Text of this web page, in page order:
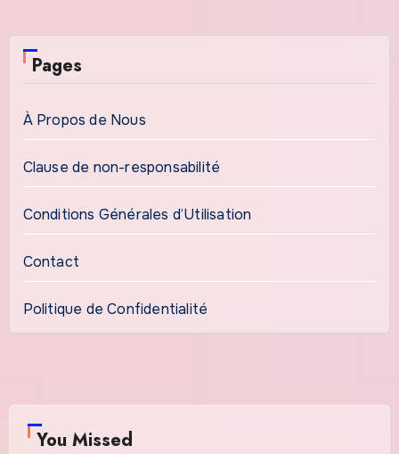
Pages
À Propos de Nous
Clause de non-responsabilité
Conditions Générales d’Utilisation
Contact
Politique de Confidentialité
You Missed